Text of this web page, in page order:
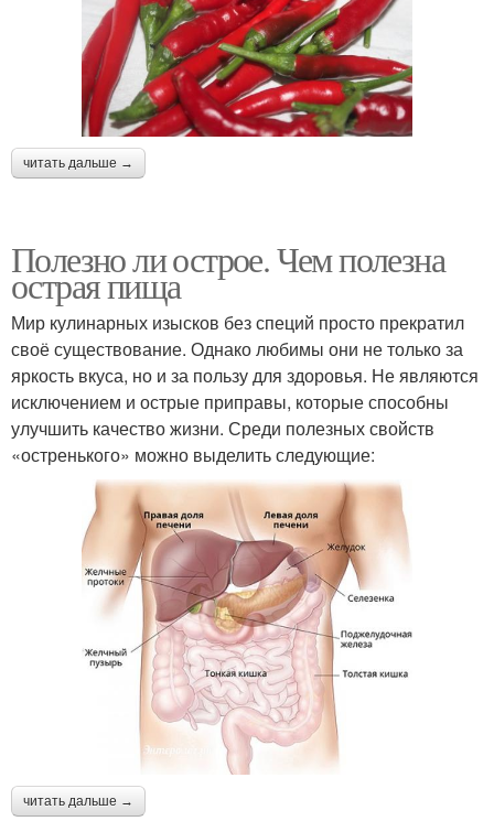
читать дальше →
Полезно ли острое. Чем полезна
острая пища
Мир кулинарных изысков без специй просто прекратил
своё существование. Однако любимы они не только за
яркость вкуса, но и за пользу для здоровья. Не являются
исключением и острые приправы, которые способны
улучшить качество жизни. Среди полезных свойств
«остренького» можно выделить следующие:
читать дальше →